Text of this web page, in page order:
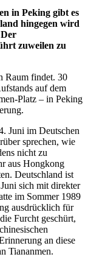
in Peking gibt es
hingegen wird
zuweilen zu
Raum findet. 30
auf dem
Platz – in Peking
Juni im Deutschen
sprechen, wie
nicht zu
aus Hongkong
Deutschland ist
sich mit direkter
im Sommer 1989
ausdrücklich für
Furcht geschürt,
an diese
Tiananmen.